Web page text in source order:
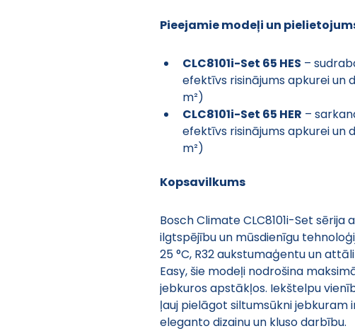
Pieejamie modeļi un
CLC8101i-Set 65 HES –
efektīvs risinājums apkurei un
m²)
CLC8101i-Set 65 HER –
efektīvs risinājums apkurei un
m²)
Kopsavilkums
Bosch Climate CLC8101i-Set
ilgtspējību un mūsdienīgu
25 °C, R32 aukstumaģentu un
Easy, šie modeļi nodrošina
jebkuros apstākļos. Iekštelpu
ļauj pielāgot siltumsūkni
eleganto dizainu un kluso darbību.